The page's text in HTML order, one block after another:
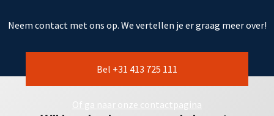
Neem contact met ons op. We vertellen je er graag meer over!
Bel +31 413 725 111
Of ga naar onze contactpagina